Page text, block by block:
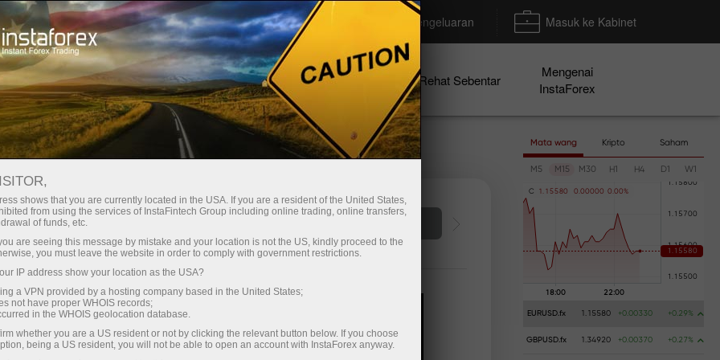
akaun segera Platform dagangan Deposit/Pengeluaran Masuk ke Kabinet
Pedagang
Baru
Untuk Pelabur
Untuk Rakan
Niaga
Kempen Rehat Sebentar
Mengenai
InstaForex
marketBuka akaun demo Deposit wang
Mata wang Kripto Saham
M5 M15 M30 H1 H4 D1 W1
C 1 . 1 5580 0 .00000 0 .00%
EURUSD.fx 1.15580 +0.00330 +0.29%
GBPUSD.fx 1.34920 +0.00370 +0.27%
shows that you are currently located in the USA. If you are a resident of the United States,
from using the services of InstaFintech Group including online trading, online transfers,
of funds, etc.
are seeing this message by mistake and your location is not the US, kindly proceed to the
you must leave the website in order to comply with government restrictions.
IP address show your location as the USA?
a VPN provided by a hosting company based in the United States;
not have proper WHOIS records;
in the WHOIS geolocation database.
whether you are a US resident or not by clicking the relevant button below. If you choose
being a US resident, you will not be able to open an account with InstaForex anyway.